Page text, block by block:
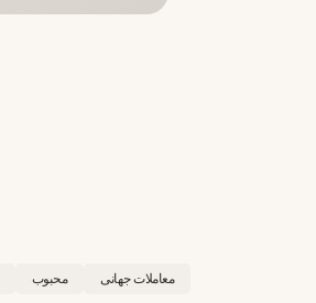
محبوب معاملات جهانی